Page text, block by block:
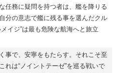
任務に疑問を持つ者は、艦を降りる
の意志で艦に残る事を選んだクル
イジ”は最も危険な航海へと旅立
事で、安寧をもたらす。それこそ至
は“ノイントテーゼ”を巡る戦いで